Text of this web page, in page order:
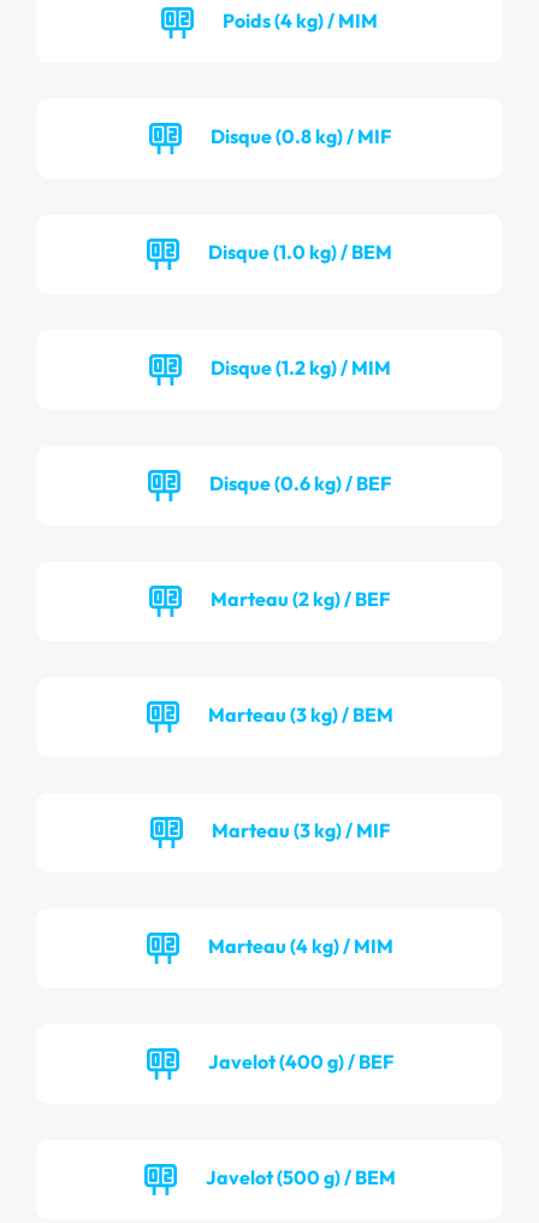
Poids (4 kg) / MIM
Disque (0.8 kg) / MIF
Disque (1.0 kg) / BEM
Disque (1.2 kg) / MIM
Disque (0.6 kg) / BEF
Marteau (2 kg) / BEF
Marteau (3 kg) / BEM
Marteau (3 kg) / MIF
Marteau (4 kg) / MIM
Javelot (400 g) / BEF
Javelot (500 g) / BEM